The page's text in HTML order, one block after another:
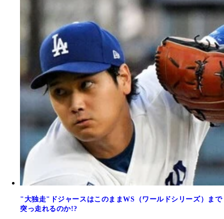
"大独走"ドジャースはこのままWS（ワールドシリーズ）まで
突っ走れるのか!?